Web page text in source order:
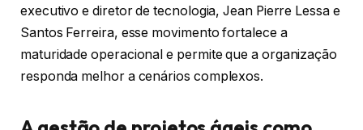
executivo e diretor de tecnologia, Jean Pierre Lessa e
Santos Ferreira, esse movimento fortalece a
maturidade operacional e permite que a organização
responda melhor a cenários complexos.